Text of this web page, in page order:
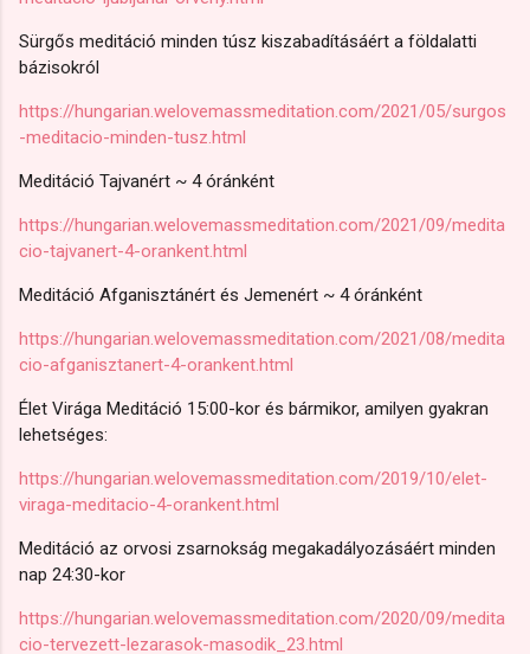
Sürgős meditáció minden túsz kiszabadításáért a földalatti
bázisokról
https://hungarian.welovemassmeditation.com/2021/05/surgos
-meditacio-minden-tusz.html
Meditáció Tajvanért ~ 4 óránként
https://hungarian.welovemassmeditation.com/2021/09/medita
cio-tajvanert-4-orankent.html
Meditáció Afganisztánért és Jemenért ~ 4 óránként
https://hungarian.welovemassmeditation.com/2021/08/medita
cio-afganisztanert-4-orankent.html
Élet Virága Meditáció 15:00-kor és bármikor, amilyen gyakran
lehetséges:
https://hungarian.welovemassmeditation.com/2019/10/elet-
viraga-meditacio-4-orankent.html
Meditáció az orvosi zsarnokság megakadályozásáért minden
nap 24:30-kor
https://hungarian.welovemassmeditation.com/2020/09/medita
cio-tervezett-lezarasok-masodik_23.html